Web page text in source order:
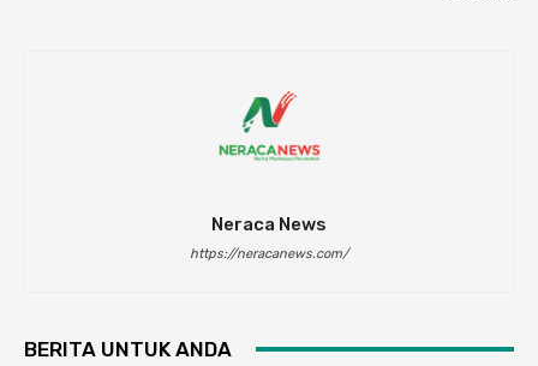
Neraca News
https://neracanews.com/
BERITA UNTUK ANDA